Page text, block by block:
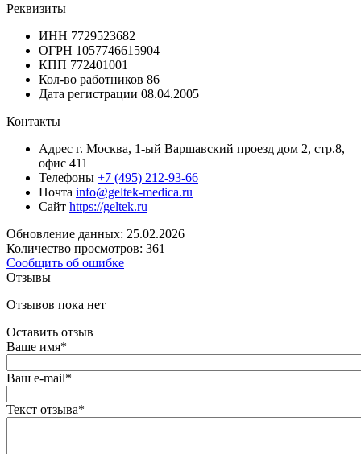
Реквизиты
ИНН 7729523682
ОГРН 1057746615904
КПП 772401001
Кол-во работников 86
Дата регистрации 08.04.2005
Контакты
Адрес г. Москва, 1-ый Варшавский проезд дом 2, стр.8,
офис 411
Телефоны +7 (495) 212-93-66
Почта info@geltek-medica.ru
Сайт https://geltek.ru
Обновление данных: 25.02.2026
Количество просмотров: 361
Сообщить об ошибке
Отзывы
Отзывов пока нет
Оставить отзыв
Ваше имя*
Ваш e-mail*
Текст отзыва*